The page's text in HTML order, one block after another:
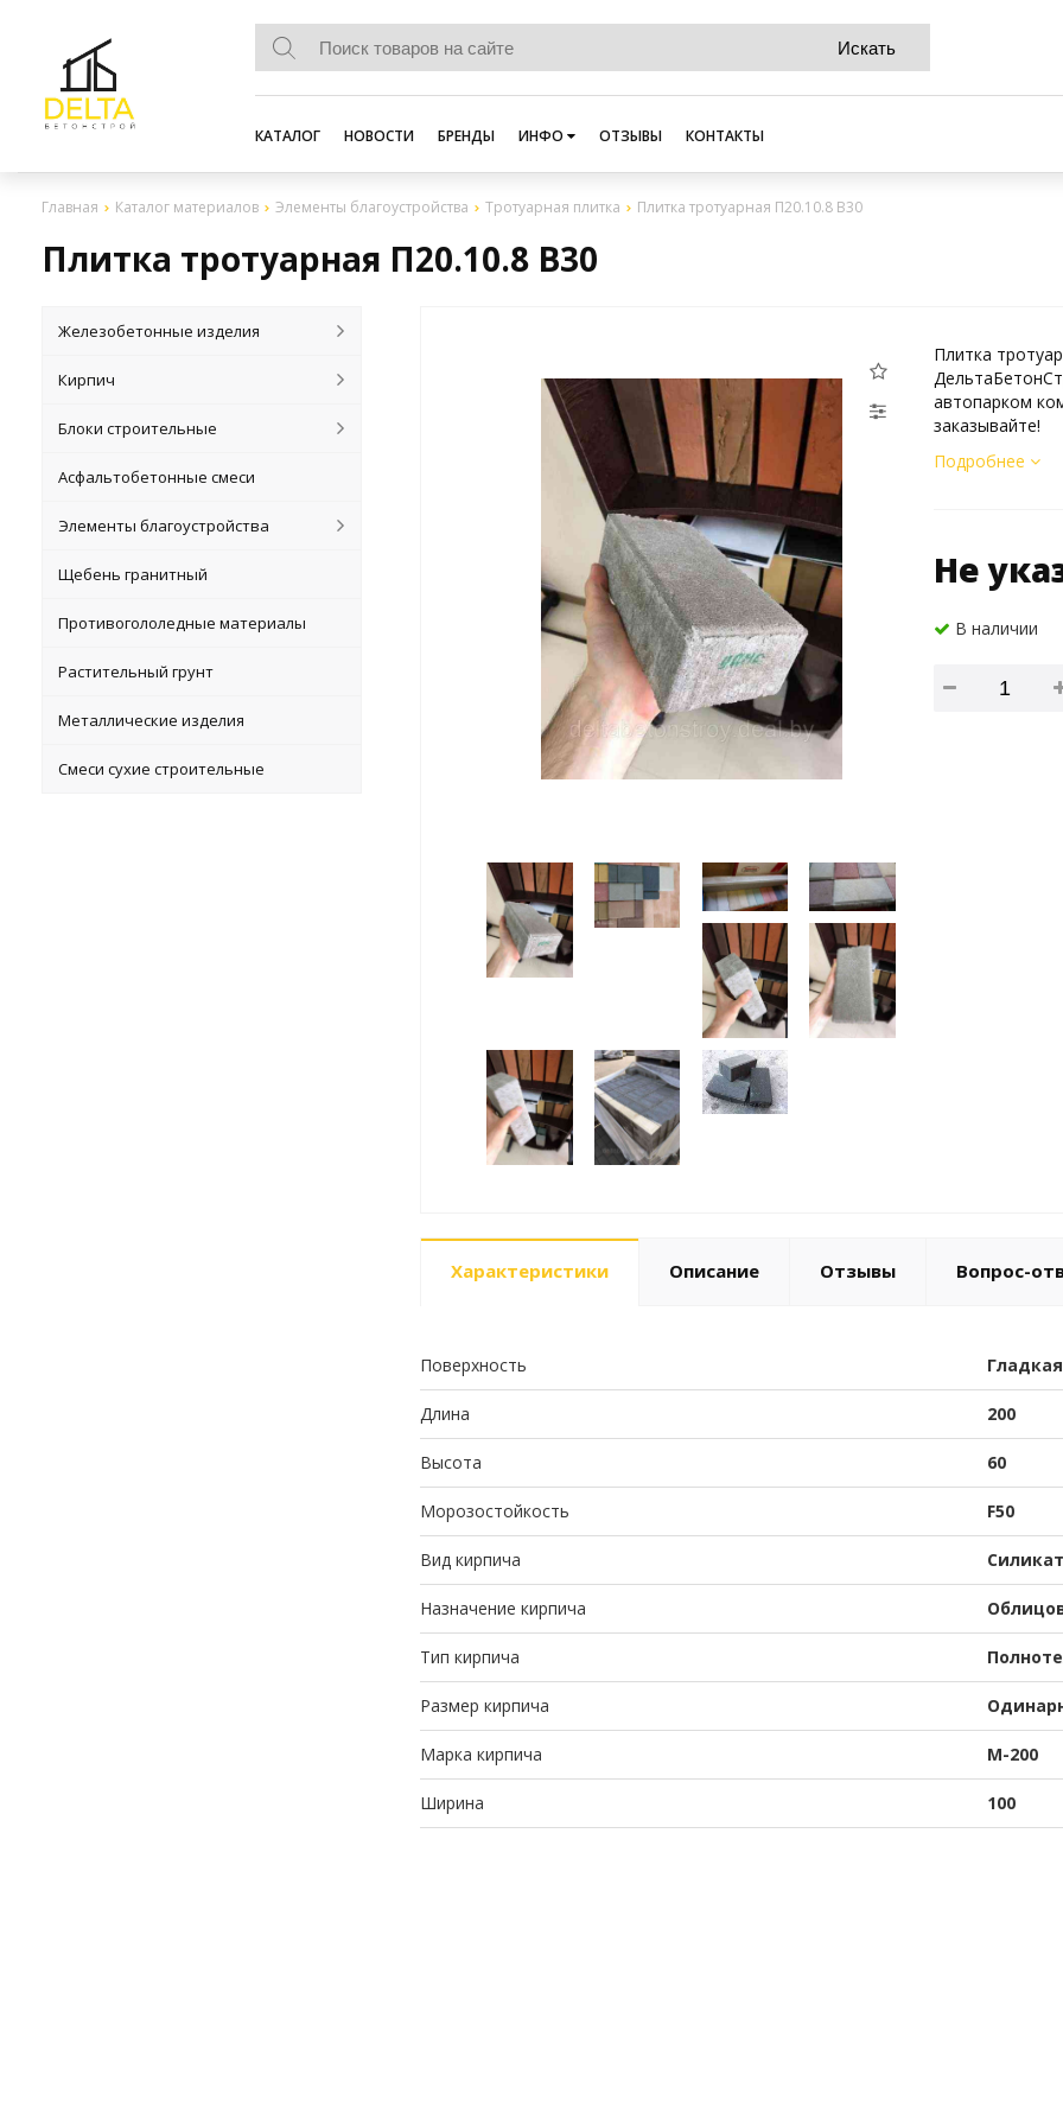
КАТАЛОГ НОВОСТИ БРЕНДЫ ИНФО ОТЗЫВЫ КОНТАКТЫ
Главная Каталог материалов Элементы благоустройства Тротуарная плитка Плитка тротуарная П20.10.8 В30
Плитка тротуарная П20.10.8 В30
Железобетонные изделия
Кирпич
Блоки строительные
Асфальтобетонные смеси
Элементы благоустройства
Щебень гранитный
Противогололедные материалы
Растительный грунт
Металлические изделия
Смеси сухие строительные
Плитка
автопарком
заказывайте!
Подробнее
Не
В наличии
Характеристики Описание Отзывы Вопрос-
Поверхность Гладкая
Длина 200
Высота 60
Морозостойкость F50
Вид кирпича
Назначение кирпича
Тип кирпича
Размер кирпича
Марка кирпича М-200
Ширина 100